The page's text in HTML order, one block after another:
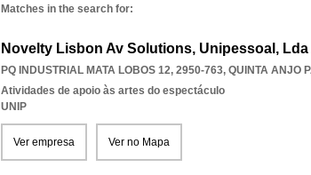
Matches in the search for:
Novelty Lisbon Av Solutions, Unipessoal, Lda
PQ INDUSTRIAL MATA LOBOS 12, 2950-763, QUINTA ANJO
Atividades de apoio às artes do espectáculo
UNIP
Ver empresa Ver no Mapa